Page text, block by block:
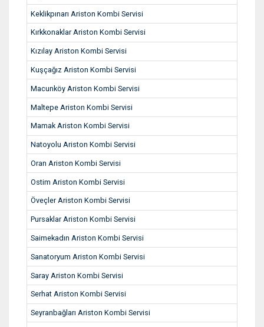
Keklikpınarı Ariston Kombi Servisi
Kırkkonaklar Ariston Kombi Servisi
Kızılay Ariston Kombi Servisi
Kuşçağız Ariston Kombi Servisi
Macunköy Ariston Kombi Servisi
Maltepe Ariston Kombi Servisi
Mamak Ariston Kombi Servisi
Natoyolu Ariston Kombi Servisi
Oran Ariston Kombi Servisi
Ostim Ariston Kombi Servisi
Öveçler Ariston Kombi Servisi
Pursaklar Ariston Kombi Servisi
Saimekadın Ariston Kombi Servisi
Sanatoryum Ariston Kombi Servisi
Saray Ariston Kombi Servisi
Serhat Ariston Kombi Servisi
Seyranbağları Ariston Kombi Servisi